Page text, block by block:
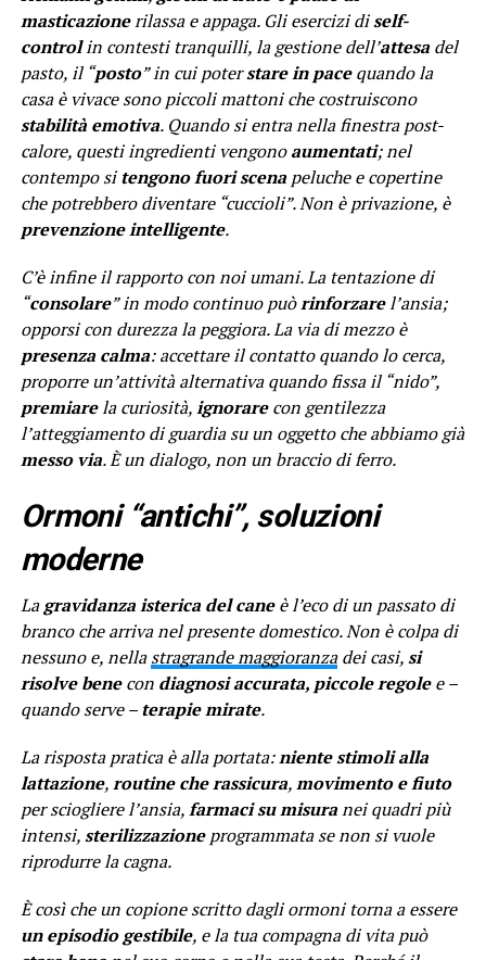
masticazionerilassa e appaga. Gli esercizi diself-
controlin contesti tranquilli, la gestione dell’attesadel
pasto, il “posto” in cui poterstare in pacequando la
casa è vivace sono piccoli mattoni che costruiscono
stabilità emotiva. Quando si entra nella finestra post-
calore, questi ingredienti vengonoaumentati; nel
contempo sitengono fuori scenapeluche e copertine
che potrebbero diventare “cuccioli”. Non è privazione, è
prevenzione intelligente.
C’è infine il rapporto con noi umani. La tentazione di
“consolare” in modo continuo puòrinforzarel’ansia;
opporsi con durezza la peggiora. La via di mezzo è
presenza calma: accettare il contatto quando lo cerca,
proporre un’attività alternativa quando fissa il “nido”,
premiarela curiosità,ignorarecon gentilezza
l’atteggiamento di guardia su un oggetto che abbiamo già
messo via. È un dialogo, non un braccio di ferro.
Ormoni “antichi”, soluzioni
moderne
Lagravidanza isterica del caneè l’eco di un passato di
branco che arriva nel presente domestico. Non è colpa di
nessuno e, nellastragrande maggioranzadei casi,si
risolve benecon diagnosi accurata, piccole regolee –
quando serve –terapie mirate.
La risposta pratica è alla portata:niente stimoli alla
lattazione,routine che rassicura,movimento e fiuto
per sciogliere l’ansia,farmaci su misuranei quadri più
intensi,sterilizzazioneprogrammata se non si vuole
riprodurre la cagna.
È così che un copione scritto dagli ormoni torna a essere
un episodio gestibile, e la tua compagna di vita può